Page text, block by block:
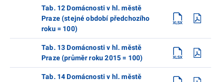
Tab. 12 Domácnosti v hl. městě
Praze (stejné období předchozího
roku = 100)
Tab. 13 Domácnosti v hl. městě
Praze (průměr roku 2015 = 100)
Tab. 14 Domácnosti v hl. městě